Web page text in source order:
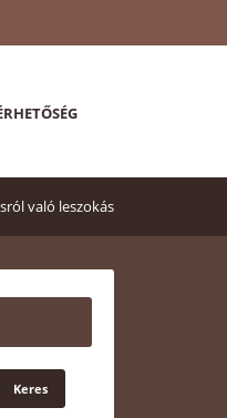
való leszokás